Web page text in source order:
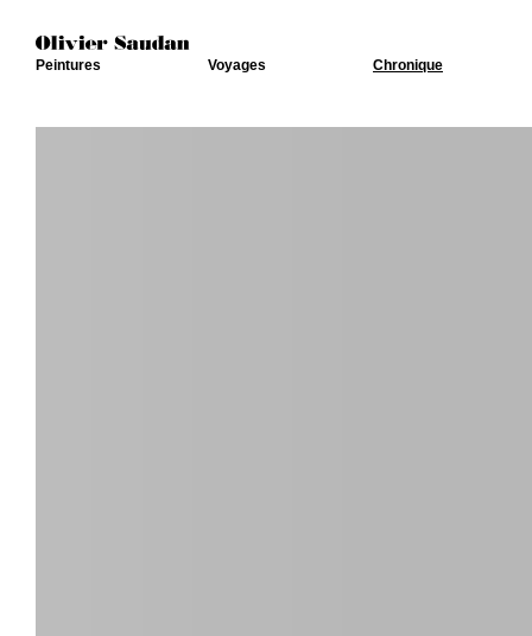
Peintures Voyages Chronique